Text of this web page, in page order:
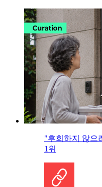
"후회하지 않으
1위